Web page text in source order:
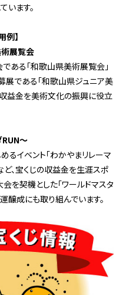
います。
例】
展覧会
ある「和歌山県美術展覧会」
展である「和歌山県ジュニア美
益金を美術文化の振興に役立
RUN～
イベント「わかやまリレーマ
、宝くじの収益金を生涯スポ
を契機とした「ワールドマスタ
醸成にも取り組んでいます。